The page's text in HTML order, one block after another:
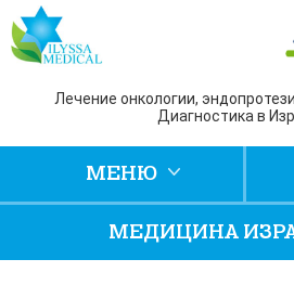
Лечение онкологии,
Диагностика в
МЕНЮ
МЕДИЦИНА